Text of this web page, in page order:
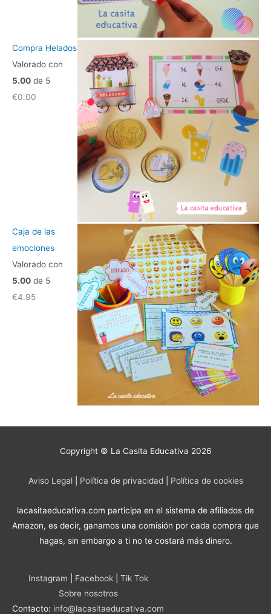
Compra Helados
Valorado con
5.00 de 5
€0.00
Caja de las
emociones
Valorado con
5.00 de 5
€4.95
Copyright © La Casita Educativa 2026
Aviso Legal| Política de privacidad| Política de cookies
lacasitaeducativa.com participa en el sistema de afiliados de
Amazon, es decir, ganamos una comisión por cada compra que
hagas, sin embargo a ti no te costará más dinero.
Instagram Facebook| Tik Tok
Sobre nosotros
Contacto: info@lacasitaeducativa.com